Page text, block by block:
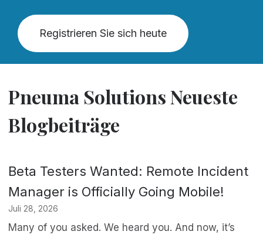
Registrieren Sie sich heute
Pneuma Solutions Neueste
Blogbeiträge
Beta Testers Wanted: Remote Incident
Manager is Officially Going Mobile!
Juli 28, 2026
Many of you asked. We heard you. And now, it’s